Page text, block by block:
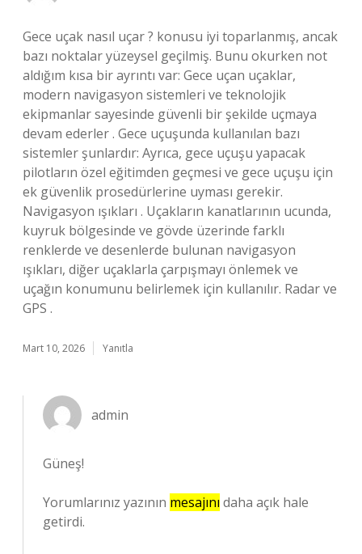
Gece uçak nasıl uçar ? konusu iyi toparlanmış, ancak
bazı noktalar yüzeysel geçilmiş. Bunu okurken not
aldığım kısa bir ayrıntı var: Gece uçan uçaklar,
modern navigasyon sistemleri ve teknolojik
ekipmanlar sayesinde güvenli bir şekilde uçmaya
devam ederler . Gece uçuşunda kullanılan bazı
sistemler şunlardır: Ayrıca, gece uçuşu yapacak
pilotların özel eğitimden geçmesi ve gece uçuşu için
ek güvenlik prosedürlerine uyması gerekir.
Navigasyon ışıkları . Uçakların kanatlarının ucunda,
kuyruk bölgesinde ve gövde üzerinde farklı
renklerde ve desenlerde bulunan navigasyon
ışıkları, diğer uçaklarla çarpışmayı önlemek ve
uçağın konumunu belirlemek için kullanılır. Radar ve
GPS .
Mart 10, 2026 Yanıtla
admin
Güneş!
Yorumlarınız yazının mesajını daha açık hale
getirdi.